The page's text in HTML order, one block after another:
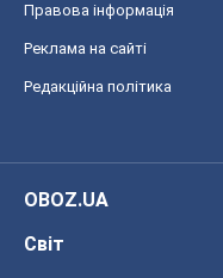
Правова інформація
Реклама на сайті
Редакційна політика
OBOZ.UA
Світ